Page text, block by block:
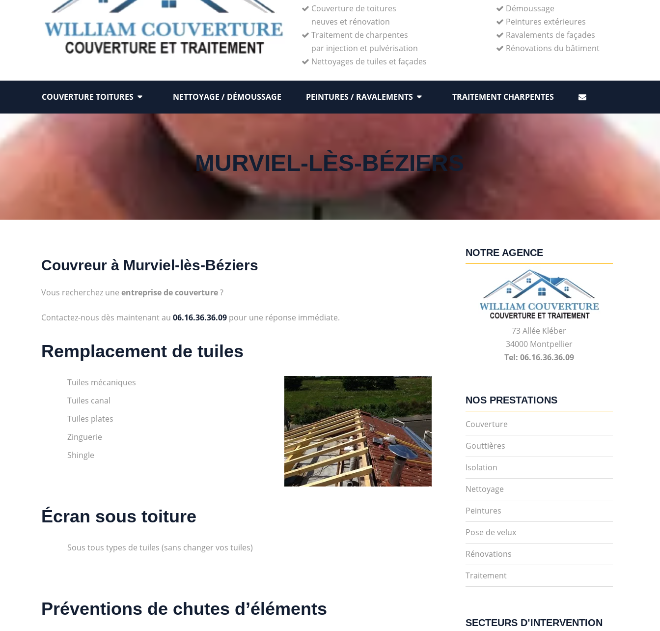
Couverture de toitures
neuves et rénovation
Traitement de charpentes
par injection et pulvérisation
Nettoyages de tuiles et façades
Démoussage
Peintures extérieures
Ravalements de façades
Rénovations du bâtiment
COUVERTURE TOITURES NETTOYAGE / DÉMOUSSAGE PEINTURES / RAVALEMENTS TRAITEMENT CHARPENTES
MURVIEL-LÈS-BÉZIERS
Couvreur à Murviel-lès-Béziers
Vous recherchez une entreprise de couverture?
Contactez-nous dès maintenant au 06.16.36.36.09 pour une réponse immédiate.
Remplacement de tuiles
Tuiles mécaniques
Tuiles canal
Tuiles plates
Zinguerie
Shingle
Écran sous toiture
Sous tous types de tuiles (sans changer vos tuiles)
Préventions de chutes d’éléments
NOTRE AGENCE
73 Allée Kléber
34000 Montpellier
Tel: 06.16.36.36.09
NOS PRESTATIONS
Couverture
Gouttières
Isolation
Nettoyage
Peintures
Pose de velux
Rénovations
Traitement
SECTEURS D’INTERVENTION